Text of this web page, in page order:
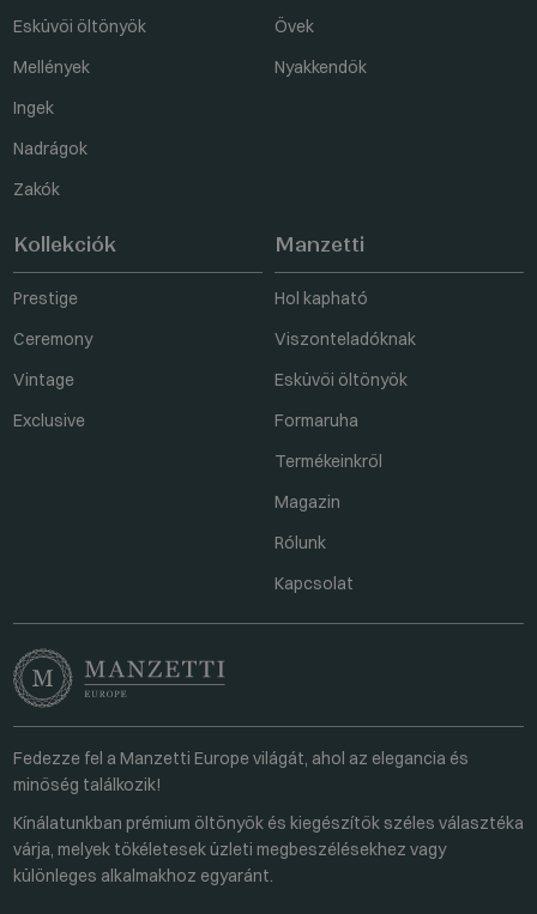
Esküvői öltönyök
Mellények
Ingek
Nadrágok
Zakók
Övek
Nyakkendők
Kollekciók
Prestige
Ceremony
Vintage
Exclusive
Manzetti
Hol kapható
Viszonteladóknak
Esküvői öltönyök
Formaruha
Termékeinkről
Magazin
Rólunk
Kapcsolat
Fedezze fel a Manzetti Europe világát, ahol az elegancia és
minőség találkozik!
Kínálatunkban prémium öltönyök és kiegészítők széles választéka
várja, melyek tökéletesek üzleti megbeszélésekhez vagy
különleges alkalmakhoz egyaránt.